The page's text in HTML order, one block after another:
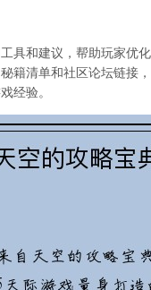
具和建议，帮助玩家优化
籍清单和社区论坛链接，
经验。